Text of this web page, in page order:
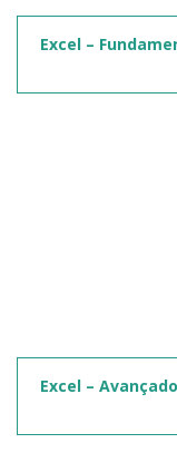
Excel –
Excel – Avançado